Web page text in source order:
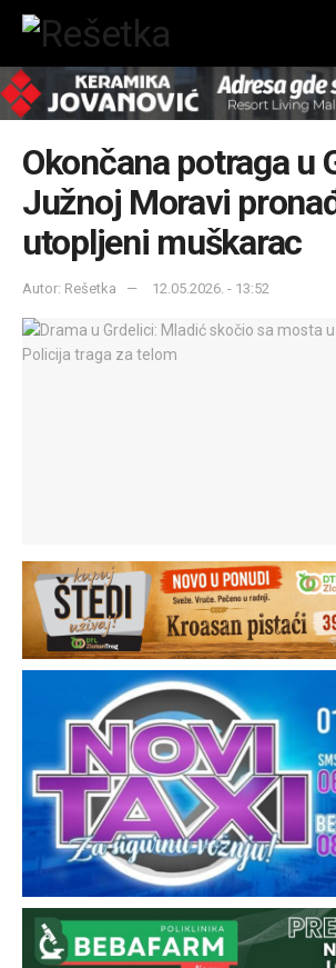
Okončana potraga u
Južnoj Moravi
utopljeni muškarac
Autor: Rešetka 12.05.2026. - 13:52